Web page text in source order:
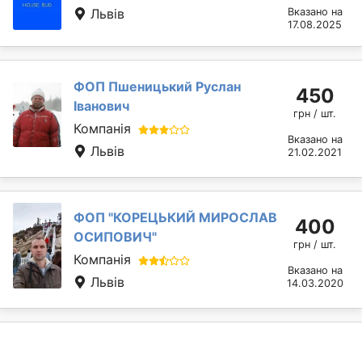
Львів
Вказано на
17.08.2025
ФОП Пшеницький Руслан
Іванович
Компанія
Львів
450
грн / шт.
Вказано на
21.02.2021
ФОП "КОРЕЦЬКИЙ МИРОСЛАВ
ОСИПОВИЧ"
Компанія
Львів
400
грн / шт.
Вказано на
14.03.2020